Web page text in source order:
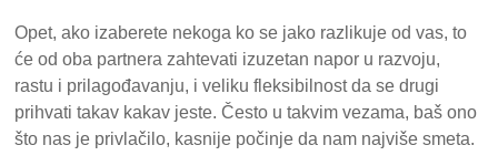
Opet, ako izaberete nekoga ko se jako razlikuje od vas, to
će od oba partnera zahtevati izuzetan napor u razvoju,
rastu i prilagođavanju, i veliku fleksibilnost da se drugi
prihvati takav kakav jeste. Često u takvim vezama, baš ono
što nas je privlačilo, kasnije počinje da nam najviše smeta.